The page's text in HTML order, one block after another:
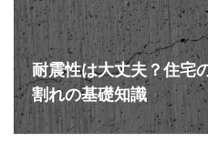
耐震性は大丈夫？住宅
割れの基礎知識